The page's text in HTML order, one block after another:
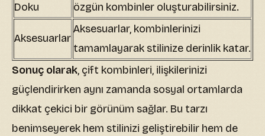
Doku
özgün kombinler oluşturabilirsiniz.
Aksesuarlar
Aksesuarlar, kombinlerinizi
tamamlayarak stilinize derinlik katar.
Sonuç olarak, çift kombinleri, ilişkilerinizi
güçlendirirken aynı zamanda sosyal ortamlarda
dikkat çekici bir görünüm sağlar. Bu tarzı
benimseyerek hem stilinizi geliştirebilir hem de